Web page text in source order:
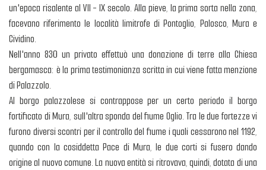
un'epoca risalente al VII - IX secolo. Alla pieve, la prima sorta nella zona,
facevano riferimento le località limitrofe di Pontoglio, Palosco, Mura e
Cividino.
Nell'anno 830 un privato effettuò una donazione di terre alla Chiesa
bergamasca: è la prima testimonianza scritta in cui viene fatta menzione
di Palazzolo.
Al borgo palazzolese si contrappose per un certo periodo il borgo
fortificato di Mura, sull'altra sponda del fiume Oglio. Tra le due fortezze vi
furono diversi scontri per il controllo del fiume i quali cessarono nel 1192,
quando con la cosiddetta Pace di Mura, le due corti si fusero dando
origine al nuovo comune. La nuova entità si ritrovava, quindi, dotata di una